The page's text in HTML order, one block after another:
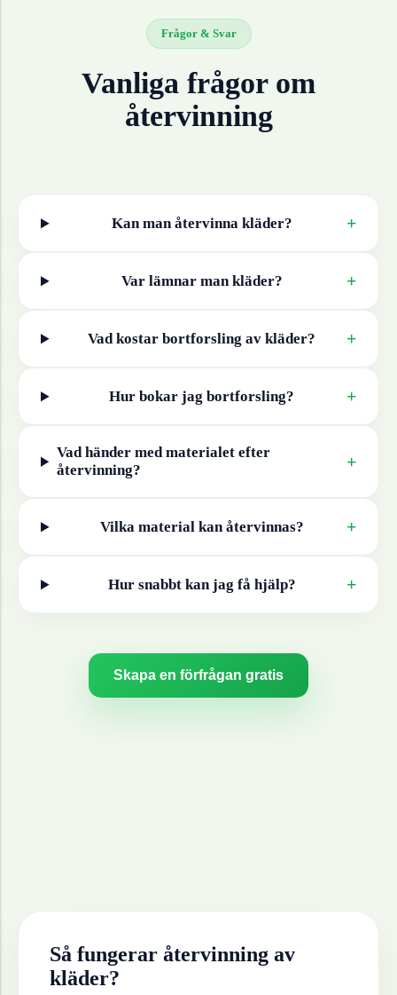
Frågor & Svar
Vanliga frågor om
återvinning
Kan man återvinna kläder? +
Var lämnar man kläder? +
Vad kostar bortforsling av kläder? +
Hur bokar jag bortforsling? +
Vad händer med materialet efter
återvinning?
+
Vilka material kan återvinnas? +
Hur snabbt kan jag få hjälp? +
Skapa en förfrågan gratis
Så fungerar återvinning av
kläder?